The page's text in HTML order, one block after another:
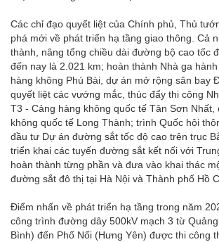
Các chỉ đạo quyết liệt của Chính phủ, Thủ
phá mới về phát triển hạ tầng giao thông. Cả
thành, nâng tổng chiều dài đường bộ cao tốc
đến nay là 2.021 km; hoàn thành Nhà ga
hàng không Phú Bài, dự án mở rộng sân bay
quyết liệt các vướng mắc, thúc đẩy thi công
T3 - Cảng hàng không quốc tế Tân Sơn Nhất,
không quốc tế Long Thành; trình Quốc hội
đầu tư Dự án đường sắt tốc độ cao trên trục
triển khai các tuyến đường sắt kết nối với
hoàn thành từng phần và đưa vào khai thác
đường sắt đô thị tại Hà Nội và Thành phố Hồ
Điểm nhấn về phát triển hạ tầng trong năm
công trình đường dây 500kV mạch 3 từ
Bình) đến Phố Nối (Hưng Yên) được thi công